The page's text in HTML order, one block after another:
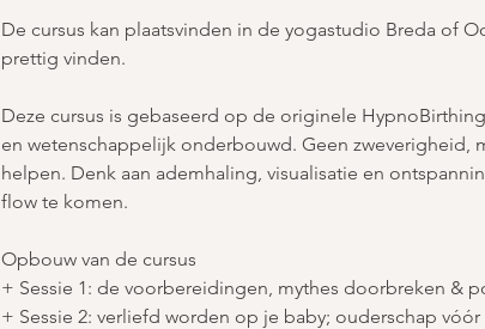
n
De cursus kan plaatsvinden in de yogastudio Breda of
prettig vinden.
Deze cursus is gebaseerd op de originele
en wetenschappelijk onderbouwd. Geen zweverigheid,
helpen. Denk aan ademhaling, visualisatie en
flow te komen.
Opbouw van de cursus
+ Sessie 1: de voorbereidingen, mythes doorbreken &
+ Sessie 2: verliefd worden op je baby; ouderschap